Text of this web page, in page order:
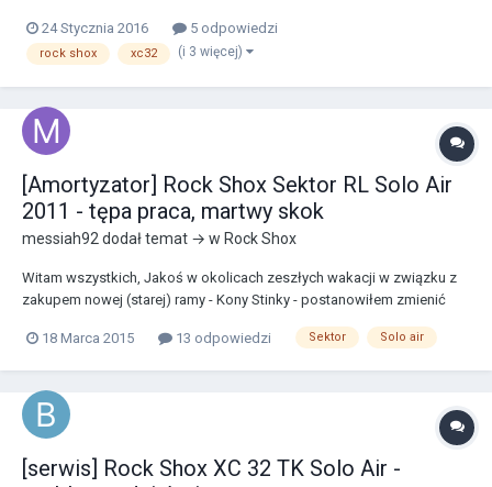
30mm vs 32, waga zbliżona 1850g. Jak myślicie jest sens wymiany
obecnego na modele o których wspomniałem...
24 Stycznia 2016 5 odpowiedzi
rock shox xc32 (i 3 więcej)
[Amortyzator] Rock Shox Sektor RL Solo Air
2011 - tępa praca, martwy skok
messiah92 dodał temat → w Rock Shox
Witam wszystkich, Jakoś w okolicach zeszłych wakacji w związku z
zakupem nowej (starej) ramy - Kony Stinky - postanowiłem zmienić
siebie. No i znalazłem amorka takiego jak w temacie. Przesiadłem się
18 Marca 2015 13 odpowiedzi Sektor Solo air
[serwis] Rock Shox XC 32 TK Solo Air -